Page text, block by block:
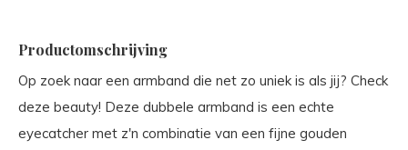
Productomschrijving
Op zoek naar een armband die net zo uniek is als jij? Check
deze beauty! Deze dubbele armband is een echte
eyecatcher met z'n combinatie van een fijne gouden